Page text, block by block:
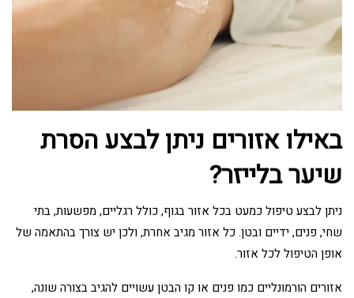
באילו אזורים ניתן לבצע הסרת
שיער בלייזר?
ניתן לבצע טיפול כמעט בכל אזור בגוף, כולל רגליים, מפשעות, בתי
שחי, פנים, ידיים ובטן. כל אזור מגיב אחרת, ולכן יש צורך בהתאמה של
אופן הטיפול לכל אזור.
אזורים הורמונליים כמו פנים או קו הבטן עשויים להגיב בצורה שונה,